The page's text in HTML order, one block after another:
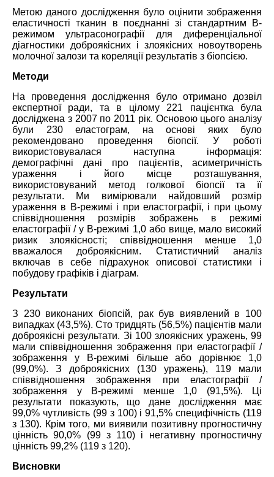
Метою даного дослідження було оцінити зображення
еластичності тканин в поєднанні зі стандартним B-
режимом ультрасонографії для диференціальної
діагностики доброякісних і злоякісних новоутворень
молочної залози та кореляції результатів з біопсією.
Методи
На проведення дослідження було отримано дозвіл
експертної ради, та в цілому 221 пацієнтка була
досліджена з 2007 по 2011 рік. Основою цього аналізу
були 230 еластограм, на основі яких було
рекомендовано проведення біопсії. У роботі
використовувалася наступна інформація:
демографічні дані про пацієнтів, асиметричність
ураження і його місце розташування,
використовуваний метод голкової біопсії та її
результати. Ми вимірювали найдовший розмір
ураження в B-режимі і при еластографії, і при цьому
співвідношення розмірів зображень в режимі
еластографії / у В-режимі 1,0 або вище, мало високий
ризик злоякісності; співвідношення менше 1,0
вважалося доброякісним. Статистичний аналіз
включав в себе підрахунок описової статистики і
побудову графіків і діаграм.
Результати
З 230 виконаних біопсій, рак був виявлений в 100
випадках (43,5%). Сто тридцять (56,5%) пацієнтів мали
доброякісні результати. Зі 100 злоякісних уражень, 99
мали співвідношення зображення при еластографії /
зображення у В-режимі більше або дорівнює 1,0
(99,0%). З доброякісних (130 уражень), 119 мали
співвідношення зображення при еластографії /
зображення у В-режимі менше 1,0 (91,5%). Ці
результати показують, що дане дослідження має
99,0% чутливість (99 з 100) і 91,5% специфічність (119
з 130). Крім того, ми виявили позитивну прогностичну
цінність 90,0% (99 з 110) і негативну прогностичну
цінність 99,2% (119 з 120).
Висновки